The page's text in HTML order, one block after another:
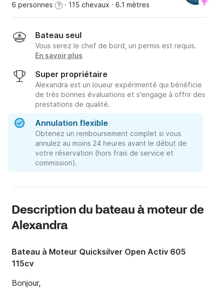
6 personnes ? · 115 chevaux · 6.1 mètres
Bateau seul
Vous serez le chef de bord, un permis est requis.
En savoir plus
Super propriétaire
Alexandra est un loueur expérimenté qui bénéficie
de très bonnes évaluations et s'engage à offrir des
prestations de qualité.
Annulation flexible
Obtenez un remboursement complet si vous
annulez au moins 24 heures avant le début de
votre réservation (hors frais de service et
commission).
Description du bateau à moteur de
Alexandra
Bateau à Moteur Quicksilver Open Activ 605
115cv
Bonjour,